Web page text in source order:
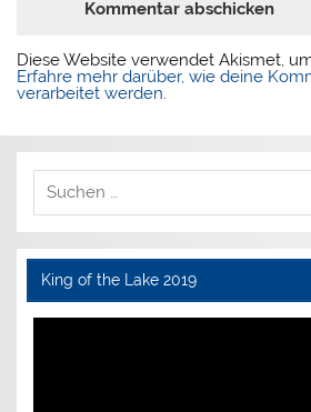
Diese Website verwendet Akismet,
Erfahre mehr darüber, wie deine
verarbeitet werden.
King of the Lake 2019
Video-